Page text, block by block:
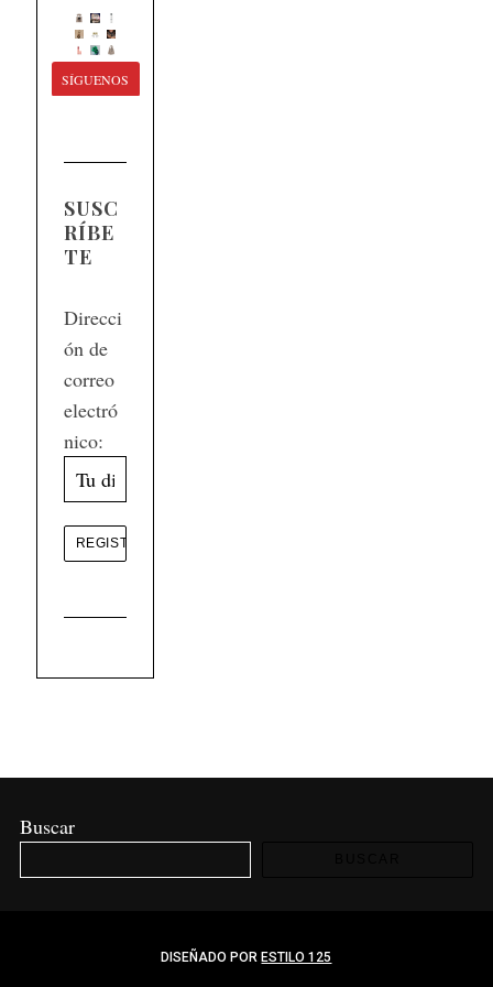
SÍGUENOS
SUSC
RÍBE
TE
Direcci
ón de
correo
electró
nico:
Buscar
DISEÑADO POR ESTILO 125